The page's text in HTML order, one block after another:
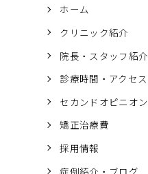
ホーム
クリニック紹介
院長・スタッフ紹介
診療時間・アクセス
セカンドオピニオン
矯正治療費
採用情報
症例紹介・ブログ